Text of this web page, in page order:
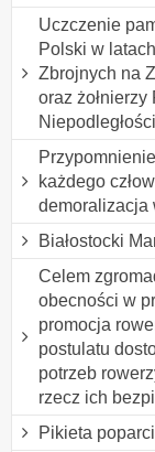
Uczczenie
Polski w
Zbrojnych na
oraz
każdego
demoralizacja
Białostocki
Celem
obecności w
promocja
postulatu
potrzeb
rzecz ich bezpi
Pikieta